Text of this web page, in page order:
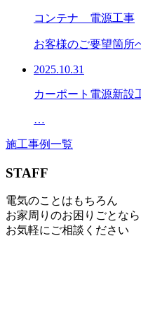
コンテナ 電源工事
お客様のご要望箇
2025.10.31
カーポート電源新設
…
施工事例一覧
STAFF
電気のことはもちろん
お家周りのお困りごとなら
お気軽にご相談ください